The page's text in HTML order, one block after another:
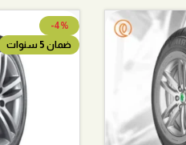
-4%
ضمان 5 سنوات